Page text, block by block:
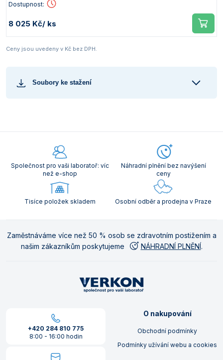
Dostupnost:
8 025 Kč/ ks
Ceny jsou uvedeny v Kč bez DPH.
Soubory ke stažení
Společnost pro vaši laboratoř: víc
než e-shop
Náhradní plnění bez navýšení
ceny
Tisíce položek skladem Osobní odběr a prodejna v Praze
Zaměstnáváme více než 50 % osob se zdravotním postižením a
našim zákazníkům poskytujeme
NÁHRADNÍ PLNĚNÍ.
+420 284 810 775
8:00 - 16:00 hodin
O nakupování
Obchodní podmínky
Podmínky užívání webu a cookies